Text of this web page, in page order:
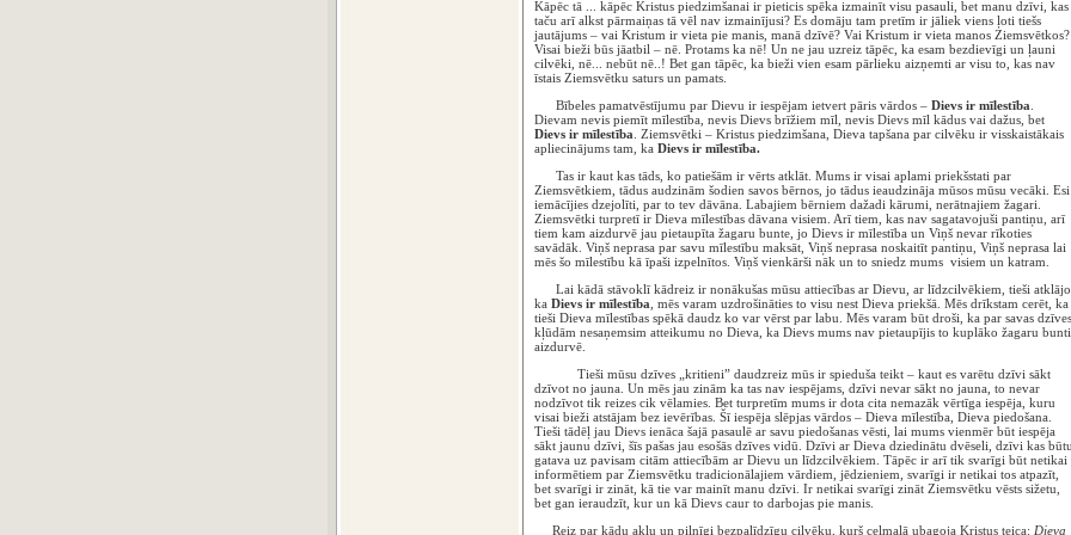
Kāpēc tā ... kāpēc Kristus piedzimšanai ir pieticis spēka izmainīt visu pasauli, bet manu dzīvi, kas
taču arī alkst pārmaiņas tā vēl nav izmainījusi? Es domāju tam pretīm ir jāliek viens ļoti tiešs
jautājums – vai Kristum ir vieta pie manis, manā dzīvē? Vai Kristum ir vieta manos Ziemsvētkos?
Visai bieži būs jāatbil – nē. Protams ka nē! Un ne jau uzreiz tāpēc, ka esam bezdievīgi un ļauni
cilvēki, nē... nebūt nē..! Bet gan tāpēc, ka bieži vien esam pārlieku aizņemti ar visu to, kas nav
īstais Ziemsvētku saturs un pamats.
Bībeles pamatvēstījumu par Dievu ir iespējam ietvert pāris vārdos – Dievs ir mīlestība
Dievam nevis piemīt mīlestība, nevis Dievs brīžiem mīl, nevis Dievs mīl kādus vai dažus, bet
Dievs ir mīlestība . Ziemsvētki – Kristus piedzimšana, Dieva tapšana par cilvēku ir visskaistākais
apliecinājums tam, ka Dievs ir mīlestība.
Tas ir kaut kas tāds, ko patiešām ir vērts atklāt. Mums ir visai aplami priekšstati par
Ziemsvētkiem, tādus audzinām šodien savos bērnos, jo tādus ieaudzināja mūsos mūsu vecāki. Esi
iemācījies dzejolīti, par to tev dāvāna. Labajiem bērniem dažadi kārumi, nerātnajiem žagari.
Ziemsvētki turpretī ir Dieva mīlestības dāvana visiem. Arī tiem, kas nav sagatavojuši pantiņu, arī
tiem kam aizdurvē jau pietaupīta žagaru bunte, jo Dievs ir mīlestība un Viņš nevar rīkoties
savādāk. Viņš neprasa par savu mīlestību maksāt, Viņš neprasa noskaitīt pantiņu, Viņš neprasa lai
mēs šo mīlestību kā īpaši izpelnītos. Viņš vienkārši nāk un to sniedz mums visiem un katram.
Lai kādā stāvoklī kādreiz ir nonākušas mūsu attiecības ar Dievu, ar līdzcilvēkiem, tieši
ka Dievs ir mīlestība , mēs varam uzdrošināties to visu nest Dieva priekšā. Mēs drīkstam cerēt, ka
tieši Dieva mīlestības spēkā daudz ko var vērst par labu. Mēs varam būt droši, ka par savas dzīves
kļūdām nesaņemsim atteikumu no Dieva, ka Dievs mums nav pietaupījis to kuplāko žagaru bunti
aizdurvē.
Tieši mūsu dzīves „kritieni” daudzreiz mūs ir spieduša teikt – kaut es varētu dzīvi sākt
dzīvot no jauna. Un mēs jau zinām ka tas nav iespējams, dzīvi nevar sākt no jauna, to nevar
nodzīvot tik reizes cik vēlamies. Bet turpretīm mums ir dota cita nemazāk vērtīga iespēja, kuru
visai bieži atstājam bez ievērības. Šī iespēja slēpjas vārdos – Dieva mīlestība, Dieva piedošana.
Tieši tādēļ jau Dievs ienāca šajā pasaulē ar savu piedošanas vēsti, lai mums vienmēr būt iespēja
sākt jaunu dzīvi, šīs pašas jau esošās dzīves vidū. Dzīvi ar Dieva dziedinātu dvēseli, dzīvi kas būtu
gatava uz pavisam citām attiecībām ar Dievu un līdzcilvēkiem. Tāpēc ir arī tik svarīgi būt netikai
informētiem par Ziemsvētku tradicionālajiem vārdiem, jēdzieniem, svarīgi ir netikai tos atpazīt,
bet svarīgi ir zināt, kā tie var mainīt manu dzīvi. Ir netikai svarīgi zināt Ziemsvētku vēsts sižetu,
bet gan ieraudzīt, kur un kā Dievs caur to darbojas pie manis.
Reiz par kādu aklu un pilnīgi bezpalīdzīgu cilvēku, kurš ceļmalā ubagoja Kristus teica: Dieva